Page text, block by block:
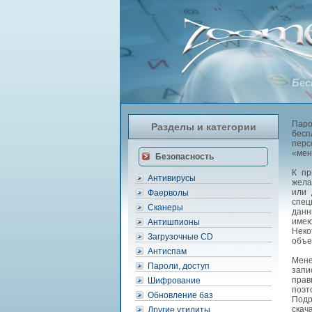
Разделы и категории
Безопасность
Антивирусы
Фаерволы
Сканеры
Антишпионы
Загрузочные CD
Антиспам
Пароли, доступ
Шифрование
Обновление баз
Другие утилиты
К
или